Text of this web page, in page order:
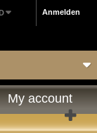
Anmelden
My account